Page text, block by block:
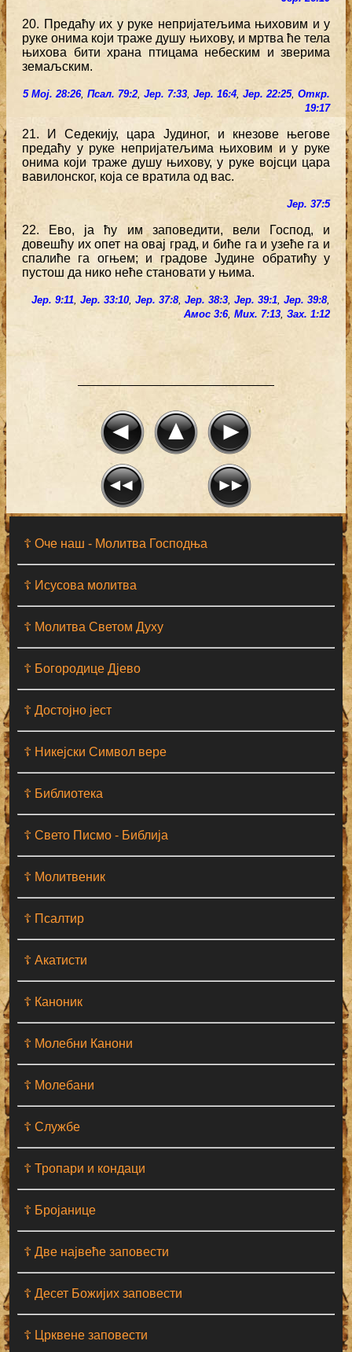
☦ Оче наш - Moлитва Господња
☦ Исусова молитва
☦ Молитва Светом Духу
☦ Богородице Дјево
☦ Достојно јест
☦ Никејски Символ вере
☦ Библиотека
☦ Свето Писмо - Библија
☦ Молитвеник
☦ Псалтир
☦ Акатисти
☦ Каноник
☦ Молебни Канони
☦ Молебани
☦ Службе
☦ Тропари и кондаци
☦ Бројанице
☦ Две највеће заповести
☦ Десет Божијих заповести
☦ Црквене заповести
20. Предаћу их у руке непријатељима њиховим и у
руке онима који траже душу њихову, и мртва ће тела
њихова бити храна птицама небеским и зверима
земаљским.
5 Мој. 28:26, Псал. 79:2, Јер. 7:33, Јер. 16:4, Јер. 22:25, Откр.
19:17
21. И Седекију, цара Јудиног, и кнезове његове
предаћу у руке непријатељима њиховим и у руке
онима који траже душу њихову, у руке војсци цара
вавилонског, која се вратила од вас.
Јер. 37:5
22. Ево, ја ћу им заповедити, вели Господ, и
довешћу их опет на овај град, и биће га и узеће га и
спалиће га огњем; и градове Јудине обратићу у
пустош да нико неће становати у њима.
Јер. 9:11, Јер. 33:10, Јер. 37:8, Јер. 38:3, Јер. 39:1, Јер. 39:8,
Амос 3:6, Мих. 7:13, Зах. 1:12